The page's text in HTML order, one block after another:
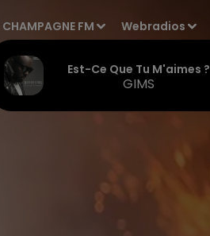
CHAMPAGNE FM Webradios
Est-Ce Que Tu M'aimes ?
GIMS